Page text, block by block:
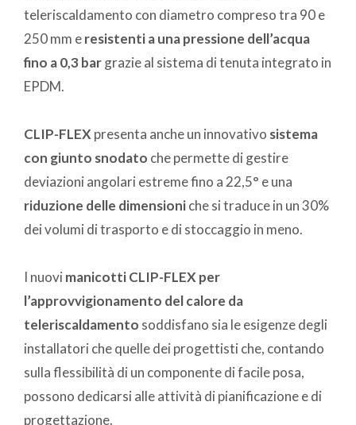
teleriscaldamento con diametro compreso tra 90 e
250 mm eresistenti a una pressione dell’acqua
fino a 0,3 bargrazie al sistema di tenuta integrato in
EPDM.
CLIP-FLEX presenta anche un innovativo sistema
con giunto snodato che permette di gestire
deviazioni angolari estreme fino a 22,5° e una
riduzione delle dimensioniche si traduce in un 30%
dei volumi di trasporto e di stoccaggio in meno.
I nuovi manicotti CLIP-FLEX per
l’approvvigionamento del calore da
teleriscaldamento soddisfano sia le esigenze degli
installatori che quelle dei progettisti che, contando
sulla flessibilità di un componente di facile posa,
possono dedicarsi alle attività di pianificazione e di
progettazione.